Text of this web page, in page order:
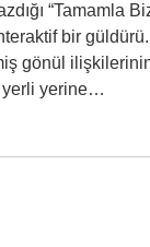
“Tamamla
bir güldürü.
gönül
yerli yerine…